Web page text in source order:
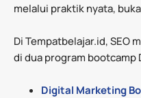
melalui praktik nyata,
Di Tempatbelajar.id, SEO
di dua program
Digital Marketing